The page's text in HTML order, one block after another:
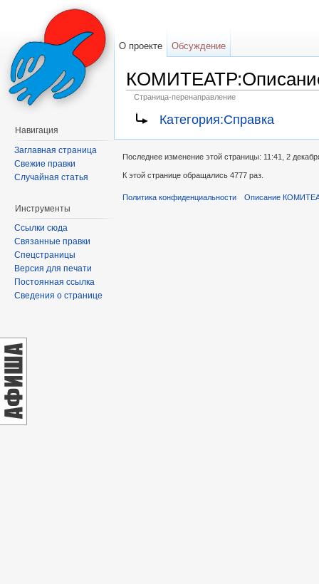
Страница-перенаправление
Категория:Справка
О проекте Обсуждение
Навигация
Заглавная страница
Свежие правки
Случайная статья
Инструменты
Ссылки сюда
Связанные правки
Спецстраницы
Версия для печати
Постоянная ссылка
Сведения о странице
Последнее изменение этой страницы: 11:41, 2
К этой странице обращались 4777 раз.
Политика конфиденциальности Описание